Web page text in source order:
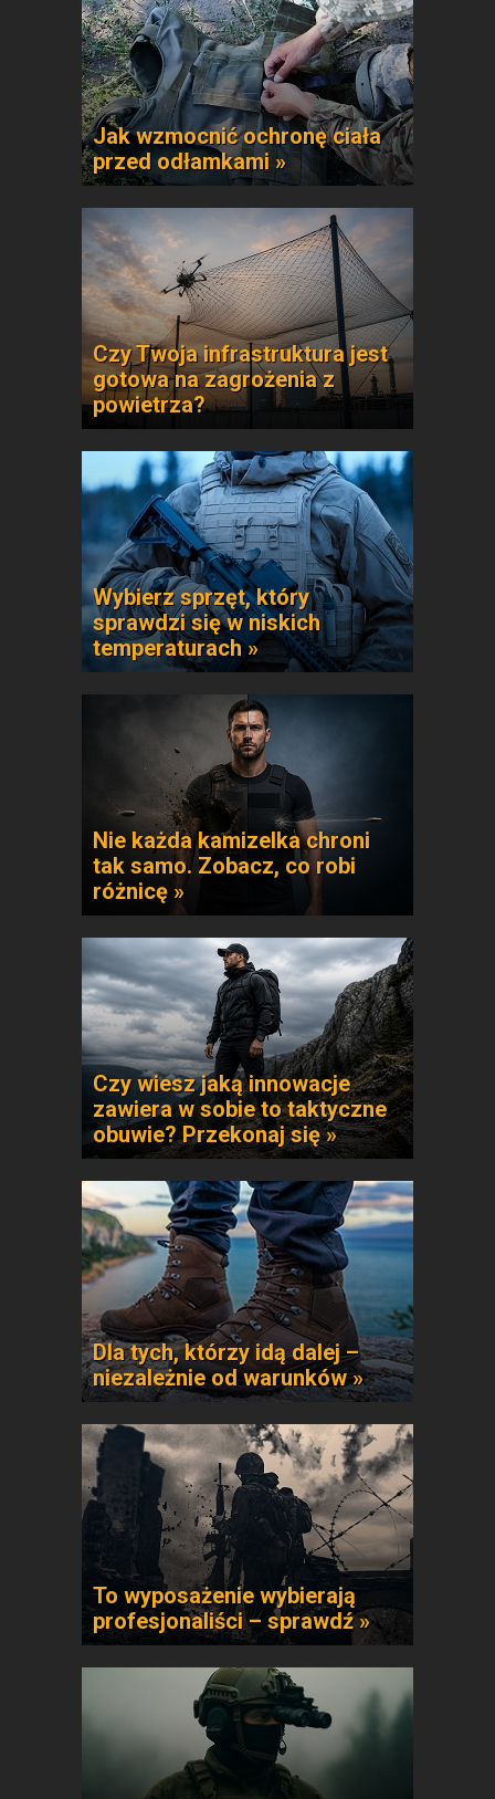
Jak wzmocnić ochronę ciała
przed odłamkami »
Czy Twoja infrastruktura jest
gotowa na zagrożenia z
powietrza?
Wybierz sprzęt, który
sprawdzi się w niskich
temperaturach »
Nie każda kamizelka chroni
tak samo. Zobacz, co robi
różnicę »
Czy wiesz jaką innowacje
zawiera w sobie to taktyczne
obuwie? Przekonaj się »
Dla tych, którzy idą dalej –
niezależnie od warunków »
To wyposażenie wybierają
profesjonaliści – sprawdź »